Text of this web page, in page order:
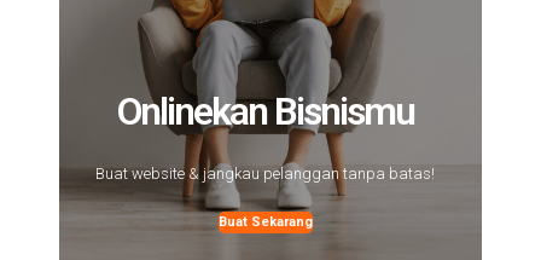
Onlinekan Bisnismu
Buat website & jangkau pelanggan tanpa batas!
Buat Sekarang